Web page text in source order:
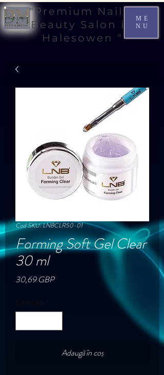
ME
NU
"Premium Nail &
Beauty Salon in
Halesowen "
Cod SKU: LNBCLR50-01
Forming Soft Gel Clear
30 ml
30,69 GBPPreț
Cantitate *
Adaugă în coș